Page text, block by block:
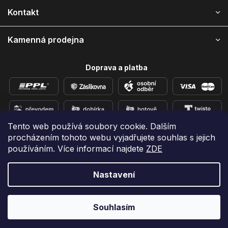
Tento web používá soubory cookie. Dalším
procházením tohoto webu vyjadřujete souhlas s jejich
používáním. Více informací najdete ZDE
Nastavení
Souhlasím
Kontakt
Kamenná prodejna
Doprava a platba
Přidejte se k nám na sítích
Vytvořil Shoptet
e-shop iPhoneLab.cz